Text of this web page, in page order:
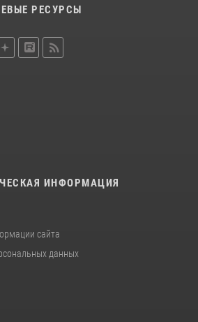
РЕСУРСЫ
ИНФОРМАЦИЯ
сайта
данных